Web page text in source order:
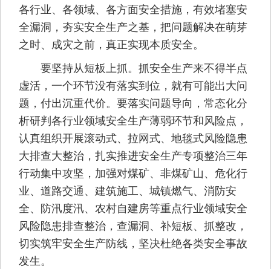
各行业、各领域、各方面安全措施，有效堵塞安
全漏洞，夯实安全生产之基，把问题解决在萌芽
之时、成灾之前，真正实现本质安全。
要坚持从短板上抓。抓安全生产来不得半点
虚活，一个环节没有落实到位，就有可能出大问
题，付出沉重代价。要落实问题导向，常态化分
析研判各行业领域安全生产薄弱环节和风险点，
认真组织开展滚动式、拉网式、地毯式风险隐患
大排查大整治，扎实推进安全生产专项整治三年
行动集中攻坚，加强对煤矿、非煤矿山、危化行
业、道路交通、建筑施工、城镇燃气、消防安
全、防汛度汛、农村自建房等重点行业领域安全
风险隐患排查整治，查漏洞、补短板、抓整改，
切实筑牢安全生产防线，坚决杜绝各类安全事故
发生。